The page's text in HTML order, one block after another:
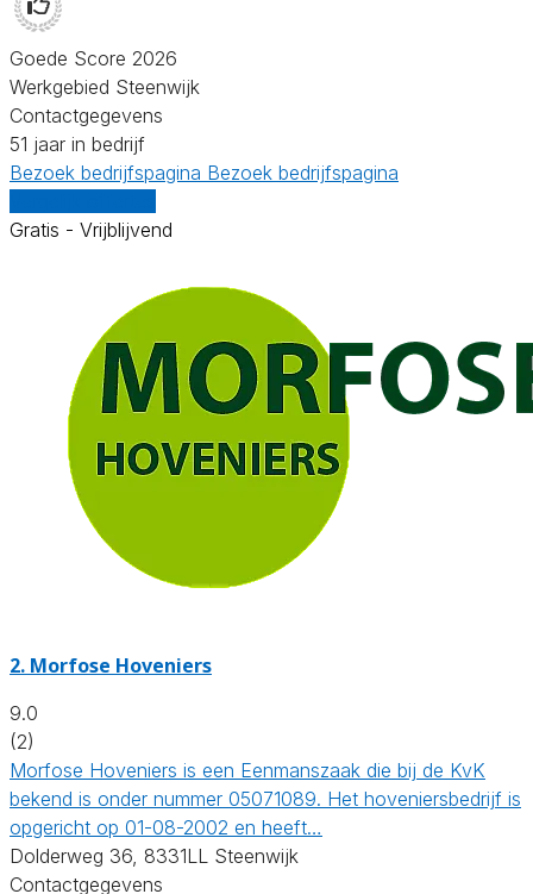
Goede Score 2026
Werkgebied Steenwijk
Contactgegevens
51 jaar in bedrijf
Bezoek bedrijfspagina Bezoek bedrijfspagina
Gratis - Vrijblijvend
2. Morfose Hoveniers
9.0
(2)
Morfose Hoveniers is een Eenmanszaak die bij de KvK
bekend is onder nummer 05071089. Het hoveniersbedrijf is
opgericht op 01-08-2002 en heeft…
Dolderweg 36, 8331LL Steenwijk
Contactgegevens